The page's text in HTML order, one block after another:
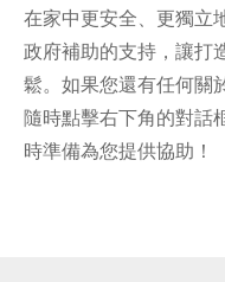
在家中更安全、更獨立
政府補助的支持，讓打
鬆。如果您還有任何關
隨時點擊右下角的對話
時準備為您提供協助！